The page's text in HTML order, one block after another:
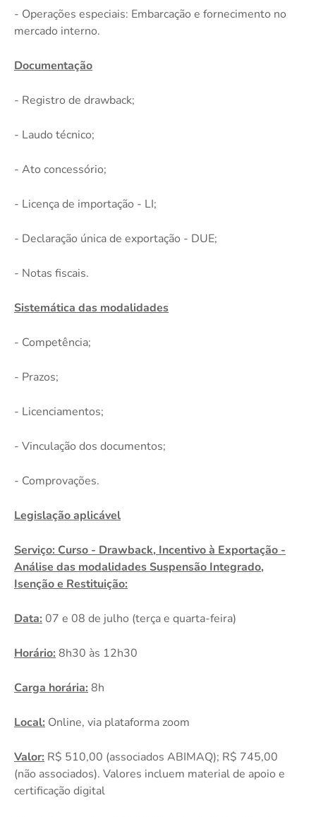
- Operações especiais: Embarcação e fornecimento no
mercado interno.
Documentação
- Registro de drawback;
- Laudo técnico;
- Ato concessório;
- Licença de importação - LI;
- Declaração única de exportação - DUE;
- Notas fiscais.
Sistemática das modalidades
- Competência;
- Prazos;
- Licenciamentos;
- Vinculação dos documentos;
- Comprovações.
Legislação aplicável
Serviço: Curso - Drawback, Incentivo à Exportação -
Análise das modalidades Suspensão Integrado,
Isenção e Restituição:
Data: 07 e 08 de julho (terça e quarta-feira)
Horário: 8h30 às 12h30
Carga horária: 8h
Local: Online, via plataforma zoom
Valor: R$ 510,00 (associados ABIMAQ); R$ 745,00
(não associados). Valores incluem material de apoio e
certificação digital